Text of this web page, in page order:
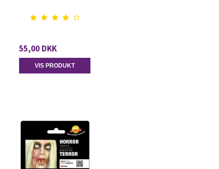
55,00 DKK
VIS PRODUKT